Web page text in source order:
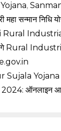
,
महा सन्मान निधि
Rural
Rural
Sujala Yojana
2024: ऑनलाइन